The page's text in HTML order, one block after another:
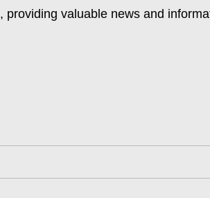
valuable news and